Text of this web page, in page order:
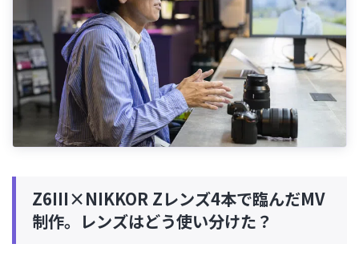
Z6III×NIKKOR Zレンズ4本で臨んだMV
制作。レンズはどう使い分けた？